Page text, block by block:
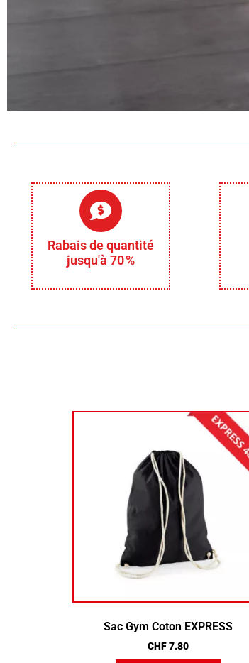
Rabais de quantité
jusqu'à 70 %
Sac Gym Coton EXPRESS
CHF7.80